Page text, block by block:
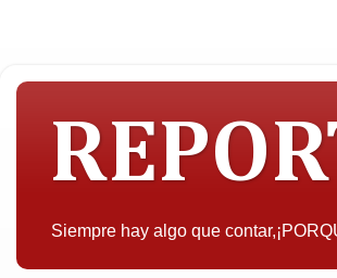
Siempre hay algo que